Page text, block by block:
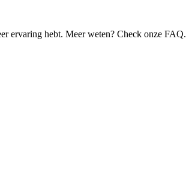
ervaring hebt. Meer weten? Check onze FAQ.